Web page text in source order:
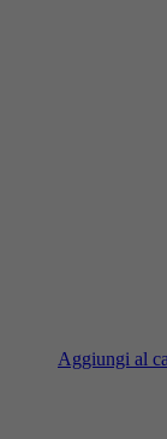
Aggiungi al